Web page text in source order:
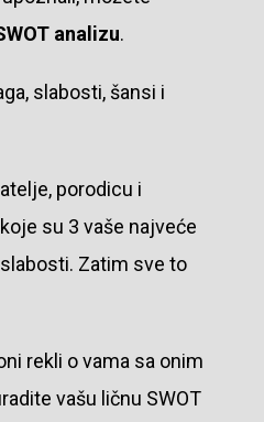
analizu.
slabosti, šansi i
porodicu i
su 3 vaše najveće
Zatim sve to
rekli o vama sa onim
vašu ličnu SWOT